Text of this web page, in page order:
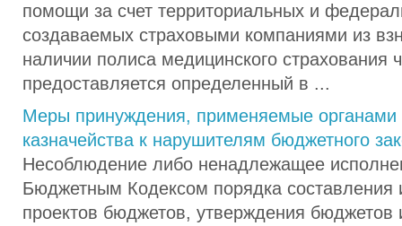
помощи за счет территориальных и
создаваемых страховыми компаниями из
наличии полиса медицинского страхования
предоставляется определенный в ...
Меры принуждения, применяемые органами
казначейства к нарушителям бюджетного
Несоблюдение либо ненадлежащее
Бюджетным Кодексом порядка составления
проектов бюджетов, утверждения бюджетов